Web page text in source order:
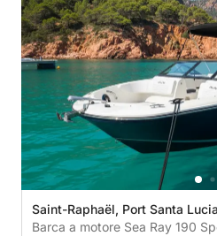
Saint-Raphaël, Port Santa Lucia